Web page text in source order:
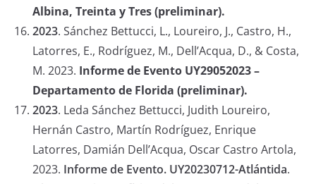
Albina, Treinta y Tres (preliminar).
2023. Sánchez Bettucci, L., Loureiro, J., Castro, H.,
Latorres, E., Rodríguez, M., Dell’Acqua, D., & Costa,
M. 2023. Informe de Evento UY29052023 –
Departamento de Florida (preliminar).
2023. Leda Sánchez Bettucci, Judith Loureiro,
Hernán Castro, Martín Rodríguez, Enrique
Latorres, Damián Dell’Acqua, Oscar Castro Artola,
2023. Informe de Evento. UY20230712-Atlántida.